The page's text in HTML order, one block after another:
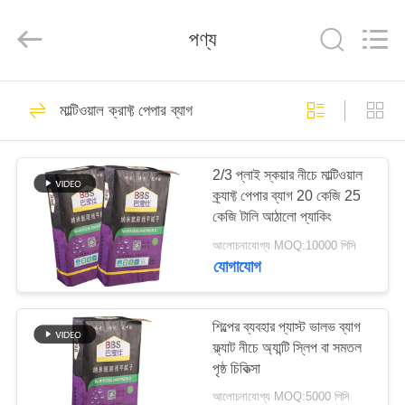
পণ্য
ভিআর
আমাদের
সম্পর্কে
saving
Materials
All
Reserved.
মাল্টিওয়াল ক্রাফ্ট পেপার ব্যাগ
272
ভালভ মাল্টিওয়াল পেপার
ব্যাগগুলি আটকানো হয়েছে
187
পণ্য
মাল্টিওয়াল ক্রাফ্ট পেপার ব্যাগ
2/3 প্লাই স্কয়ার নীচে মাল্টিওয়াল
ক্র্যাফ্ট পেপার ব্যাগ 20 কেজি 25
কেজি টালি আঠালো প্যাকিং
আলোচনাযোগ্য MOQ:10000 পিসি
যোগাযোগ
শিল্পের ব্যবহার প্যাস্ট ভালভ ব্যাগ
ফ্ল্যাট নীচে অ্যান্টি স্লিপ বা সমতল
পৃষ্ঠ চিকিত্সা
আলোচনাযোগ্য MOQ:5000 পিসি